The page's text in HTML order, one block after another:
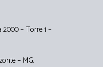
2000 – Torre 1 –
– MG.